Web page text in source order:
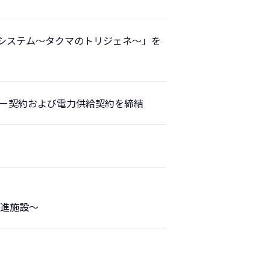
テム～タクマのトリジェネ～」を
契約および電力供給契約を締結
施設～